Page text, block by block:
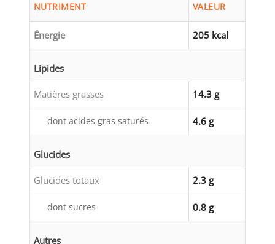
NUTRIMENT VALEUR
Énergie 205 kcal
Lipides
Matières grasses 14.3 g
dont acides gras saturés 4.6 g
Glucides
Glucides totaux 2.3 g
dont sucres 0.8 g
Autres